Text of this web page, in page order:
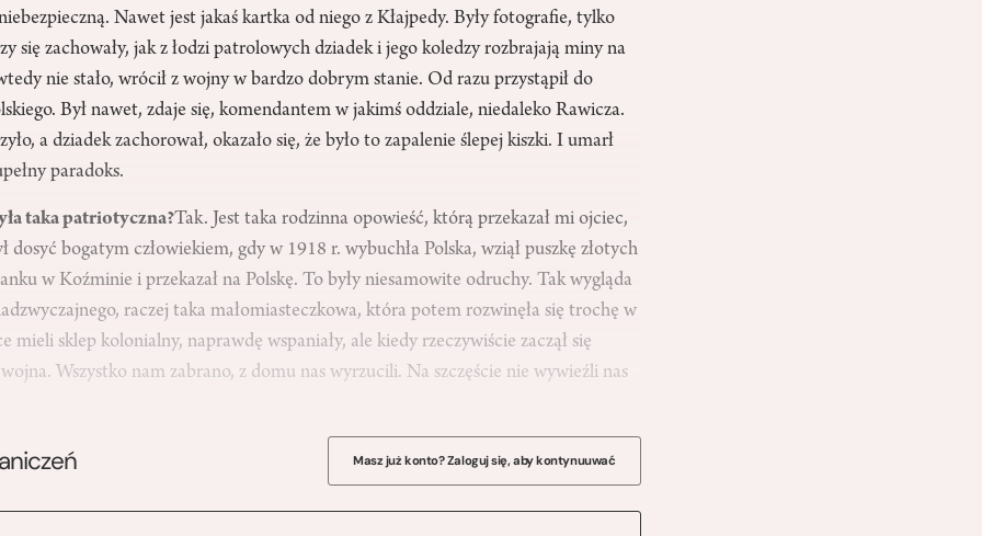
Nawet jest jakaś kartka od niego z Kłajpedy. Były fotografie, tylko
się zachowały, jak z łodzi patrolowych dziadek i jego koledzy rozbrajają miny na
nie stało, wrócił z wojny w bardzo dobrym stanie. Od razu przystąpił do
Był nawet, zdaje się, komendantem w jakimś oddziale, niedaleko Rawicza.
a dziadek zachorował, okazało się, że było to zapalenie ślepej kiszki. I umarł
paradoks.
taka patriotyczna?Tak. Jest taka rodzinna opowieść, którą przekazał mi ojciec,
dosyć bogatym człowiekiem, gdy w 1918 r. wybuchła Polska, wziął puszkę złotych
w Koźminie i przekazał na Polskę. To były niesamowite odruchy. Tak wygląda
raczej taka małomiasteczkowa, która potem rozwinęła się trochę w
mieli sklep kolonialny, naprawdę wspaniały, ale kiedy rzeczywiście zaczął się
Wszystko nam zabrano, z domu nas wyrzucili. Na szczęście nie wywieźli nas
Masz już konto? Zaloguj się, aby kontynuuwać